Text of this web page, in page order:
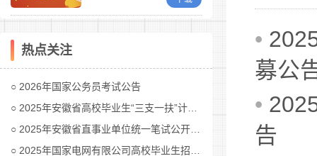
热点关注
2026年国家公务员考试公告
2025年安徽省高校毕业生“三支一扶”计划招募公告
2025年安徽省直事业单位统一笔试公开招聘工作人员公告
2025年国家电网有限公司高校毕业生招聘公告(第二批)汇总
•
募公
•
告